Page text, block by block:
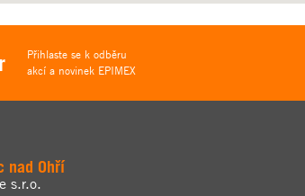
Přihlaste se k odběru
akcí a novinek EPIMEX
nad Ohří
s.r.o.